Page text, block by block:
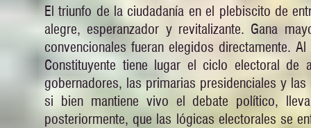
El triunfo de la ciudadanía en el plebiscito de
alegre, esperanzador y revitalizante. Gana
convencionales fueran elegidos directamente.
Constituyente tiene lugar el ciclo electoral
gobernadores, las primarias presidenciales y
si bien mantiene vivo el debate político,
posteriormente, que las lógicas electorales se